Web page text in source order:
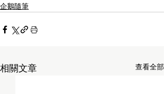
企鵝隨筆
相關文章 查看全部